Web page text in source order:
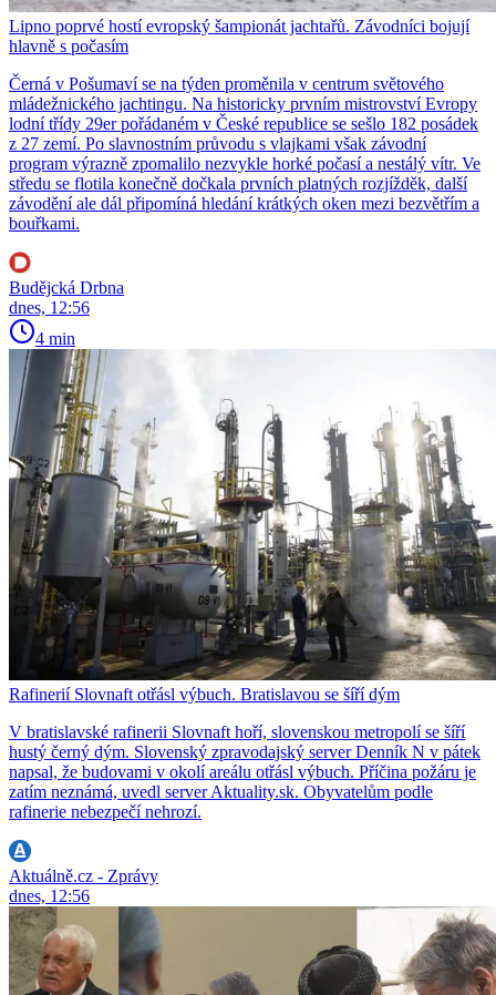
Lipno poprvé hostí evropský šampionát jachtařů. Závodníci bojují
hlavně s počasím
Černá v Pošumaví se na týden proměnila v centrum světového
mládežnického jachtingu. Na historicky prvním mistrovství Evropy
lodní třídy 29er pořádaném v České republice se sešlo 182 posádek
z 27 zemí. Po slavnostním průvodu s vlajkami však závodní
program výrazně zpomalilo nezvykle horké počasí a nestálý vítr. Ve
středu se flotila konečně dočkala prvních platných rozjížděk, další
závodění ale dál připomíná hledání krátkých oken mezi bezvětřím a
bouřkami.
Budějcká Drbna
dnes, 12:56
4 min
Rafinerií Slovnaft otřásl výbuch. Bratislavou se šíří dým
V bratislavské rafinerii Slovnaft hoří, slovenskou metropolí se šíří
hustý černý dým. Slovenský zpravodajský server Denník N v pátek
napsal, že budovami v okolí areálu otřásl výbuch. Příčina požáru je
zatím neznámá, uvedl server Aktuality.sk. Obyvatelům podle
rafinerie nebezpečí nehrozí.
Aktuálně.cz - Zprávy
dnes, 12:56